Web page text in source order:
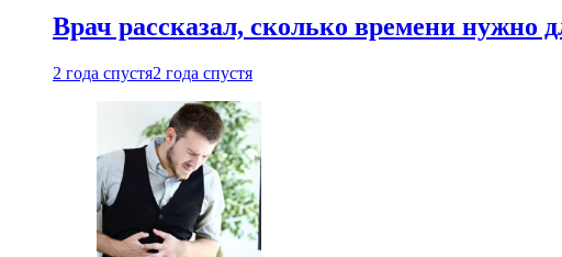
Врач рассказал, сколько времени нужно
2 года спустя2 года спустя